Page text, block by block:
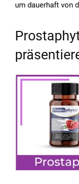
um dauerhaft von